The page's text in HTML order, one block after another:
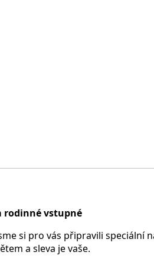
rodinné vstupné
si pro vás připravili speciální
a sleva je vaše.